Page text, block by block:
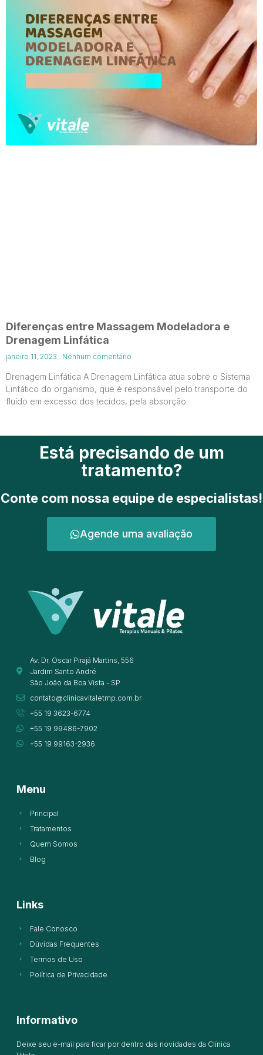
Diferenças entre Massagem Modeladora e
Drenagem Linfática
janeiro 11, 2023 Nenhum comentário
Drenagem Linfática A Drenagem Linfática atua sobre o Sistema
Linfático do organismo, que é responsável pelo transporte do
fluído em excesso dos tecidos, pela absorção
Está precisando de um
tratamento?
Conte com nossa equipe de especialistas!
Agende uma avaliação
Av. Dr. Oscar Pirajá Martins, 556
Jardim Santo André
São João da Boa Vista - SP
contato@clinicavitaletmp.com.br
+55 19 3623-6774
+55 19 99486-7902
+55 19 99163-2936
Menu
Principal
Tratamentos
Quem Somos
Blog
Links
Fale Conosco
Dúvidas Frequentes
Termos de Uso
Política de Privacidade
Informativo
Deixe seu e-mail para ficar por dentro das novidades da Clínica